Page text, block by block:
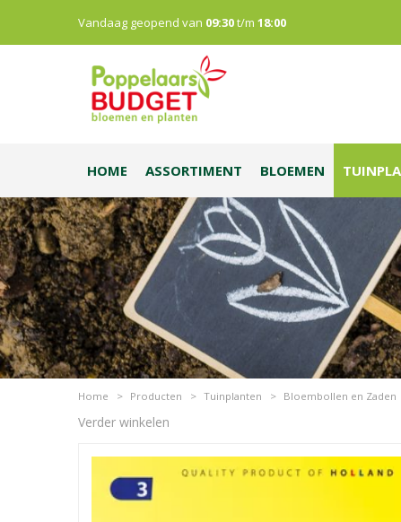
Home > Producten > Tuinplanten > Bloembollen en Zaden
Vandaag geopend van 09:30t/m 18:00
HOME ASSORTIMENT BLOEMEN
Verder winkelen